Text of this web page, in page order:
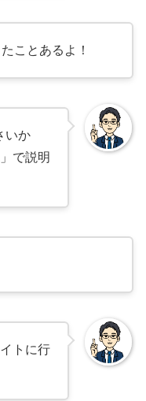
ことあるよ！
いか
で説明
トに行